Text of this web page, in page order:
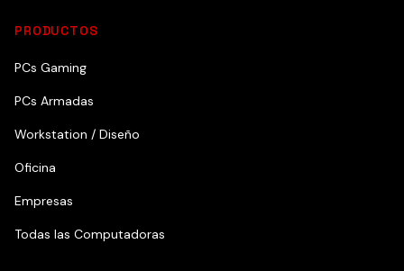
PRODUCTOS
PCs Gaming
PCs Armadas
Workstation / Diseño
Oficina
Empresas
Todas las Computadoras